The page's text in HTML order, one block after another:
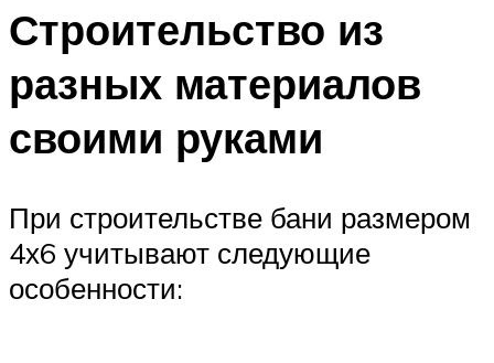
Строительство из
разных материалов
своими руками
При строительстве бани размером
4х6 учитывают следующие
особенности: